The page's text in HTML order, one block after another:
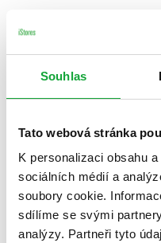
Souhlas
Tato webová stránka
K personalizaci obsahu
sociálních médií a
soubory cookie.
sdílíme se svými
analýzy. Partneři tyto